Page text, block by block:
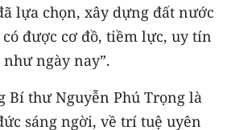
lựa chọn, xây dựng đất nước
có được cơ đồ, tiềm lực, uy tín
ngày nay”.
Bí thư Nguyễn Phú Trọng là
sáng ngời, về trí tuệ uyên